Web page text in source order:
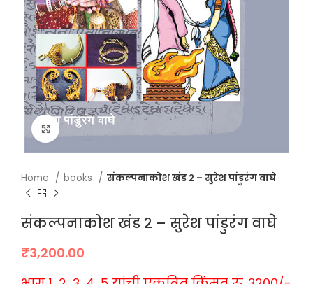
Click to enlarge
Home books संकल्पनाकोश खंड २ – सुरेश पांडुरंग वाघे
संकल्पनाकोश खंड २ – सुरेश पांडुरंग वाघे
₹3,200.00